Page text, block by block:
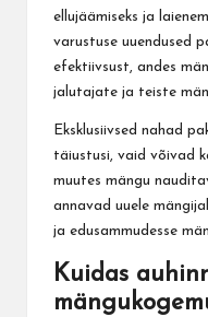
ellujäämiseks ja
varustuse uuendused
efektiivsust, andes
jalutajate ja teiste
Eksklusiivsed nahad
täiustusi, vaid võivad
muutes mängu
annavad uuele
ja edusammudesse
Kuidas